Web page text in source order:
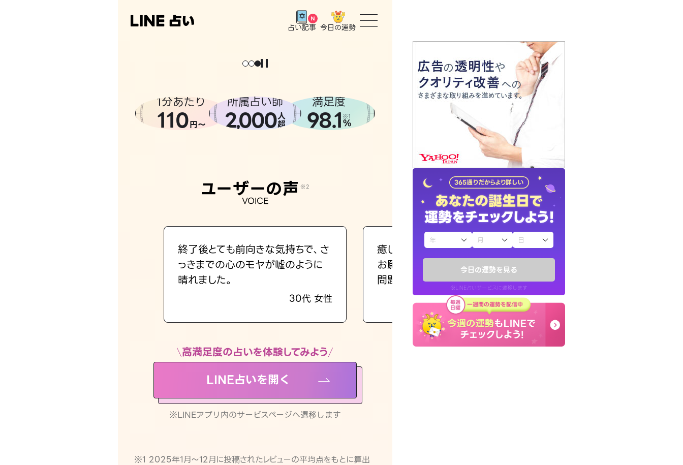
今日の運勢を見る
※LINE占いサービスに遷移します
占い記事 今日の運勢
トップ
ユーザーの声
占いの流れ
おすすめの占い師
よくある質問
えもじの子（占）12星座占い
お知らせ
1分あたり
110円〜
所属占い師
2,000人
超
満足度
98.1 ※1
%
ユーザーの声 ※2
VOICE
終了後とても前向きな気持ちで、さ
っきまでの心のモヤが嘘のように
晴れました。
30代 女性
癒し系でおしゃべりしたくて鑑定を
お願いしてます(笑)
問題解決もピカイチ！
50代 女性
高満足度の占いを体験してみよう
LINE占いを開く
※LINEアプリ内のサービスページへ遷移します
※1 2025年1月〜12月に投稿されたレビューの平均点をもとに算出